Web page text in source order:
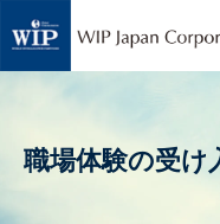
職場体験の受け